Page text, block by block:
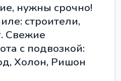
нужны срочно!
строители,
Свежие
с подвозкой:
Холон, Ришон